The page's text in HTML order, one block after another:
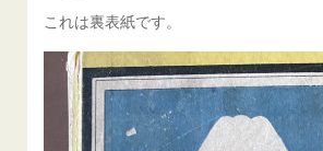
これは裏表紙です。